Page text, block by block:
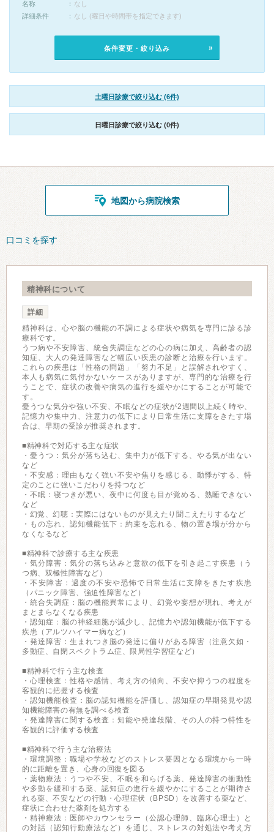
名称
なし
詳細条件
なし (曜日や時間帯を指定できます)
条件変更・絞り込み
土曜日診療で絞り込む (6件)
日曜日診療で絞り込む (0件)
地図から病院検索
口コミを探す
精神科について
詳細
精神科は、心や脳の機能の不調による症状や病気を専門に診る診
療科です。
うつ病や不安障害、統合失調症などの心の病に加え、高齢者の認
知症、大人の発達障害など幅広い疾患の診断と治療を行います。
これらの疾患は「性格の問題」「努力不足」と誤解されやすく、
本人も病気に気付かないケースがありますが、専門的な治療を行
うことで、症状の改善や病気の進行を緩やかにすることが可能で
す。
憂うつな気分や強い不安、不眠などの症状が2週間以上続く時や、
記憶力や集中力、注意力の低下により日常生活に支障をきたす場
合は、早期の受診が推奨されます。
■精神科で対応する主な症状
・憂うつ：気分が落ち込む、集中力が低下する、やる気が出ない
など
・不安感：理由もなく強い不安や焦りを感じる、動悸がする、特
定のことに強いこだわりを持つなど
・不眠：寝つきが悪い、夜中に何度も目が覚める、熟睡できない
など
・幻覚、幻聴：実際にはないものが見えたり聞こえたりするなど
・もの忘れ、認知機能低下：約束を忘れる、物の置き場が分から
なくなるなど
■精神科で診療する主な疾患
・気分障害：気分の落ち込みと意欲の低下を引き起こす疾患（う
つ病、双極性障害など）
・不安障害：過度の不安や恐怖で日常生活に支障をきたす疾患
（パニック障害、強迫性障害など）
・統合失調症：脳の機能異常により、幻覚や妄想が現れ、考えが
まとまらなくなる疾患
・認知症：脳の神経細胞が減少し、記憶力や認知機能が低下する
疾患（アルツハイマー病など）
・発達障害：生まれつき脳の発達に偏りがある障害（注意欠如・
多動症、自閉スペクトラム症、限局性学習症など）
■精神科で行う主な検査
・心理検査：性格や感情、考え方の傾向、不安や抑うつの程度を
客観的に把握する検査
・認知機能検査：脳の認知機能を評価し、認知症の早期発見や認
知機能障害の有無を調べる検査
・発達障害に関する検査：知能や発達段階、その人の持つ特性を
客観的に評価する検査
■精神科で行う主な治療法
・環境調整：職場や学校などのストレス要因となる環境から一時
的に距離を置き、心身の回復を図る
・薬物療法：うつや不安、不眠を和らげる薬、発達障害の衝動性
や多動を緩和する薬、認知症の進行を緩やかにすることが期待さ
れる薬、不安などの行動・心理症状（BPSD）を改善する薬など、
症状に合わせた薬剤を処方する
・精神療法：医師やカウンセラー（公認心理師、臨床心理士）と
の対話（認知行動療法など）を通じ、ストレスの対処法や考え方